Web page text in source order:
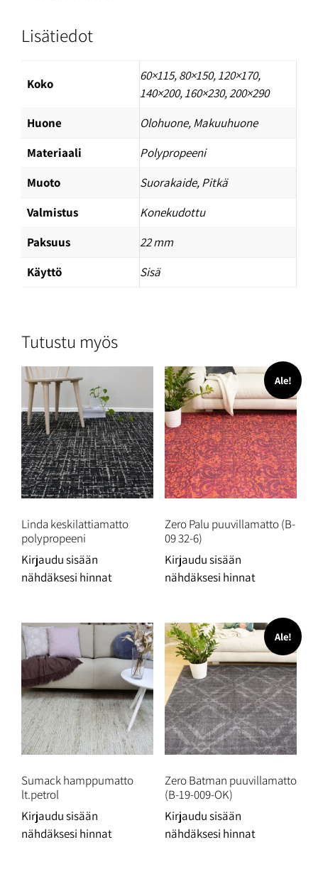
Lisätiedot
Koko
60×115,80×150,120×170,
140×200,160×230,200×290
Huone
Olohuone, Makuuhuone
Materiaali
Polypropeeni
Muoto
Suorakaide, Pitkä
Valmistus
Konekudottu
Paksuus
22 mm
Käyttö
Sisä
Tutustu myös
Linda keskilattiamatto
polypropeeni
Kirjaudu sisään
nähdäksesi hinnat
Ale!
Zero Palu puuvillamatto (B-
09 32-6)
Kirjaudu sisään
nähdäksesi hinnat
Sumack hamppumatto
lt.petrol
Kirjaudu sisään
nähdäksesi hinnat
Ale!
Zero Batman puuvillamatto
(B-19-009-OK)
Kirjaudu sisään
nähdäksesi hinnat